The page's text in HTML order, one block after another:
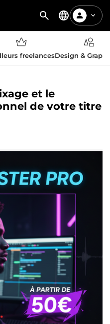
freelancesDesign &
et le
de votre titre